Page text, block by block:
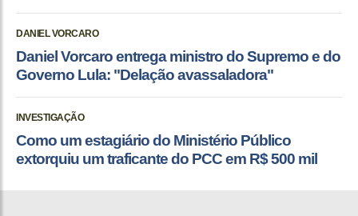
DANIEL VORCARO
Daniel Vorcaro entrega ministro do Supremo e do
Governo Lula: "Delação avassaladora"
INVESTIGAÇÃO
Como um estagiário do Ministério Público
extorquiu um traficante do PCC em R$ 500 mil